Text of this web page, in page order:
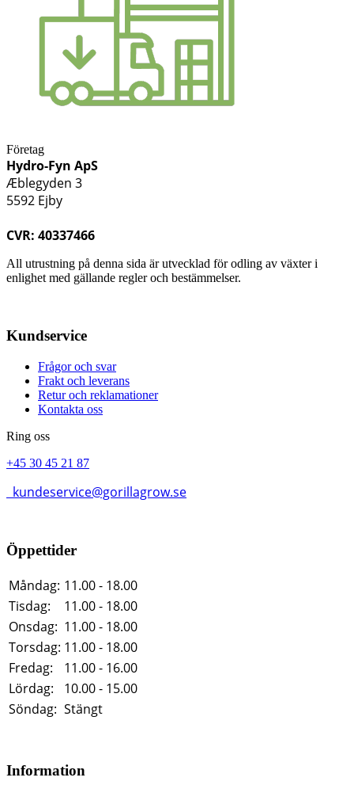
Företag
Hydro-Fyn ApS
Æblegyden 3
5592 Ejby
CVR: 40337466
All utrustning på denna sida är utvecklad för odling av växter i
enlighet med gällande regler och bestämmelser.
Kundservice
Frågor och svar
Frakt och leverans
Retur och reklamationer
Kontakta oss
Ring oss
+45 30 45 21 87
kundeservice@gorillagrow.se
Öppettider
Måndag: 11.00 - 18.00
Tisdag:
11.00 - 18.00
Onsdag: 11.00 - 18.00
Torsdag: 11.00 - 18.00
Fredag:
11.00 - 16.00
Lördag:
10.00 - 15.00
Söndag: Stängt
Information